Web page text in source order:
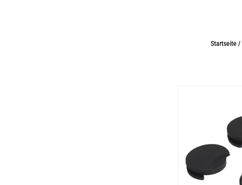
Startseite/